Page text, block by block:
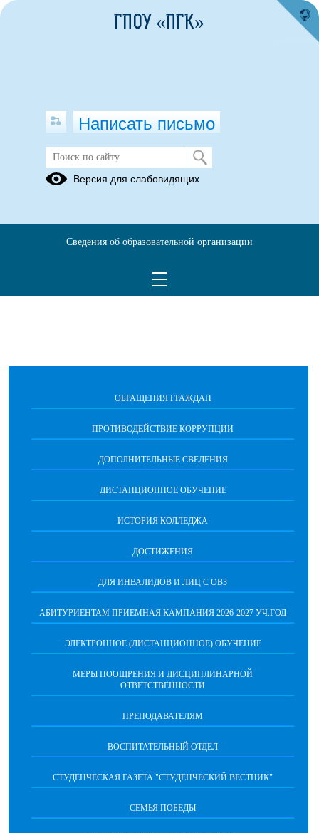
Кокухина Ксения Николаевна
ОБРАЩЕНИЯ ГРАЖДАН
ПРОТИВОДЕЙСТВИЕ КОРРУПЦИИ
ДОПОЛНИТЕЛЬНЫЕ СВЕДЕНИЯ
ДИСТАНЦИОННОЕ ОБУЧЕНИЕ
ИСТОРИЯ КОЛЛЕДЖА
ДОСТИЖЕНИЯ
ДЛЯ ИНВАЛИДОВ И ЛИЦ С ОВЗ
АБИТУРИЕНТАМ ПРИЕМНАЯ КАМПАНИЯ 2026-2027 УЧ.ГОД
ЭЛЕКТРОННОЕ (ДИСТАНЦИОННОЕ) ОБУЧЕНИЕ
МЕРЫ ПООЩРЕНИЯ И ДИСЦИПЛИНАРНОЙ
ОТВЕТСТВЕННОСТИ
ПРЕПОДАВАТЕЛЯМ
ВОСПИТАТЕЛЬНЫЙ ОТДЕЛ
СТУДЕНЧЕСКАЯ ГАЗЕТА "СТУДЕНЧЕСКИЙ ВЕСТНИК"
СЕМЬЯ ПОБЕДЫ
ГПОУ «ПГК»
Написать письмо
Версия для слабовидящих
Сведения об образовательной организации